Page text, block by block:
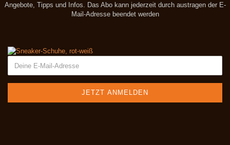
Angebote, Tipps und Infos. Das Abo kann jederzeit durch austragen der E-
Mail-Adresse beendet werden